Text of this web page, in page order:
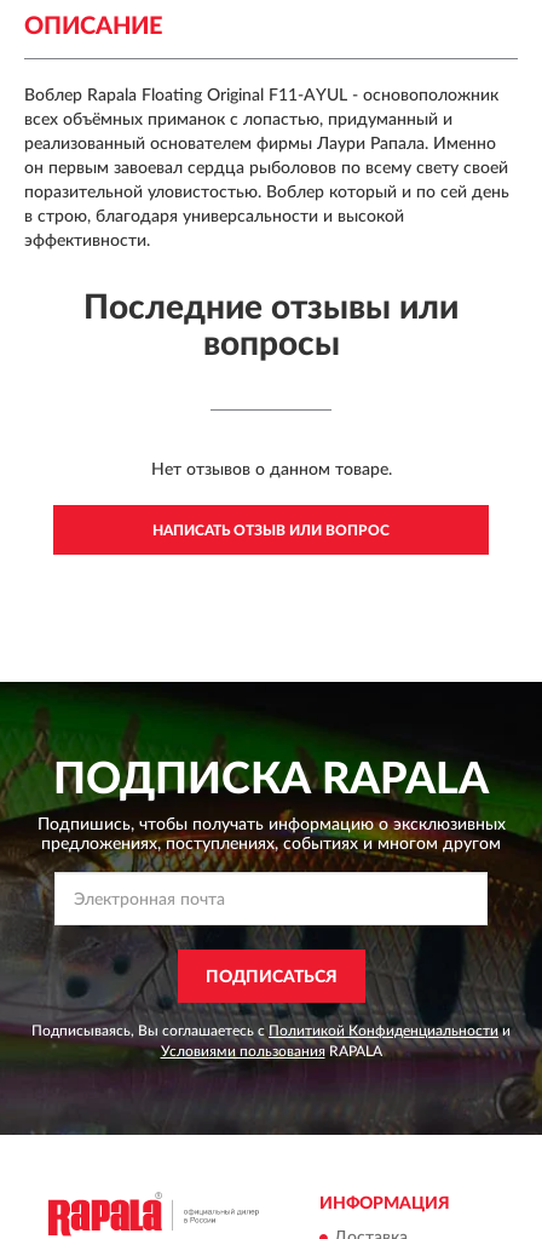
ОПИСАНИЕ
Воблер Rapala Floating Original F11-AYUL - основоположник
всех объёмных приманок с лопастью, придуманный и
реализованный основателем фирмы Лаури Рапала. Именно
он первым завоевал сердца рыболовов по всему свету своей
поразительной уловистостью. Воблер который и по сей день
в строю, благодаря универсальности и высокой
эффективности.
Последние отзывы или
вопросы
Нет отзывов о данном товаре.
НАПИСАТЬ ОТЗЫВ ИЛИ ВОПРОС
ПОДПИСКАRAPALA
Подпишись, чтобы получать информацию о эксклюзивных
предложениях,поступлениях, событиях и многом другом
ПОДПИСАТЬСЯ
Подписываясь, Вы соглашаетесь сПолитикой Конфиденциальности и
Условиями пользованияRAPALA
ИНФОРМАЦИЯ